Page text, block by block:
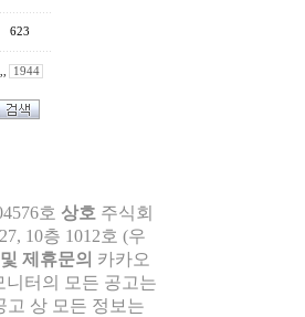
623
1944
호 상호 주식회
10층 1012호 (우
제휴문의 카카오
니터의 모든 공고는
고 상 모든 정보는